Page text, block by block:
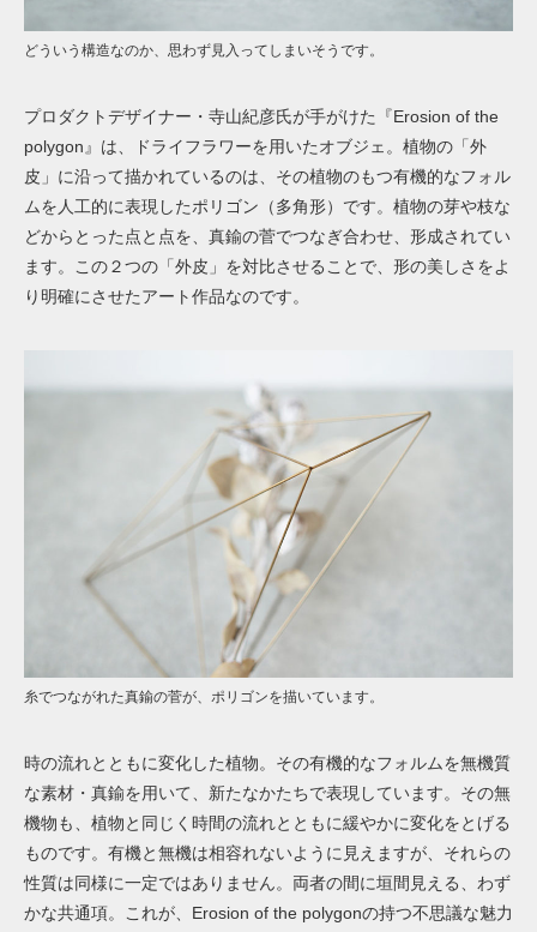
どういう構造なのか、思わず見入ってしまいそうです。
プロダクトデザイナー・寺山紀彦氏が手がけた『Erosion of the
polygon』は、ドライフラワーを用いたオブジェ。植物の「外
皮」に沿って描かれているのは、その植物のもつ有機的なフォル
ムを人工的に表現したポリゴン（多角形）です。植物の芽や枝な
どからとった点と点を、真鍮の菅でつなぎ合わせ、形成されてい
ます。この２つの「外皮」を対比させることで、形の美しさをよ
り明確にさせたアート作品なのです。
糸でつながれた真鍮の菅が、ポリゴンを描いています。
時の流れとともに変化した植物。その有機的なフォルムを無機質
な素材・真鍮を用いて、新たなかたちで表現しています。その無
機物も、植物と同じく時間の流れとともに緩やかに変化をとげる
ものです。有機と無機は相容れないように見えますが、それらの
性質は同様に一定ではありません。両者の間に垣間見える、わず
かな共通項。これが、 Erosion of the polygonの持つ不思議な魅力